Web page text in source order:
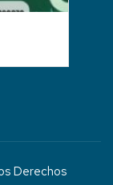
Derechos